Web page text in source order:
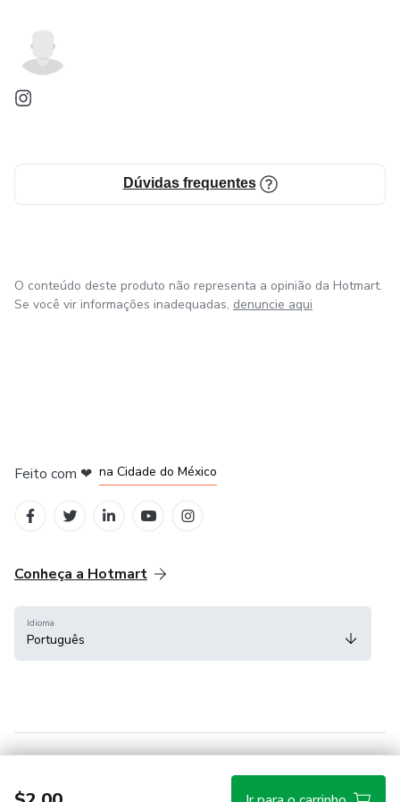
Dúvidas frequentes
O conteúdo deste produto não representa a opinião da Hotmart.
Se você vir informações inadequadas, denuncie aqui
Feito com ❤ na Cidade do México
Conheça a Hotmart
Idioma
Português